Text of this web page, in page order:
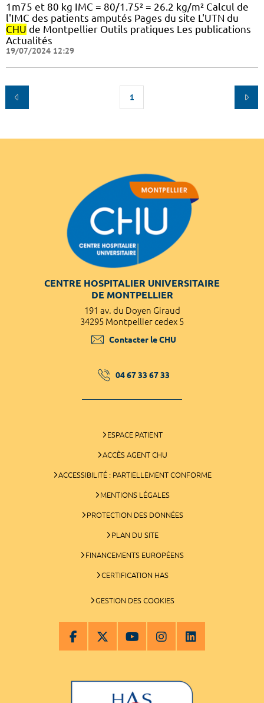
1m75 et 80 kg IMC = 80/1.75² = 26.2 kg/m² Calcul de
l'IMC des patients amputés Pages du site L'UTN du
CHU de Montpellier Outils pratiques Les publications
Actualités
19/07/2024 12:29
1
CENTRE HOSPITALIER UNIVERSITAIRE
DE MONTPELLIER
191 av. du Doyen Giraud
34295 Montpellier cedex 5
Contacter le CHU
04 67 33 67 33
ESPACE PATIENT
ACCÈS AGENT CHU
ACCESSIBILITÉ : PARTIELLEMENT CONFORME
MENTIONS LÉGALES
PROTECTION DES DONNÉES
PLAN DU SITE
FINANCEMENTS EUROPÉENS
CERTIFICATION HAS
GESTION DES COOKIES